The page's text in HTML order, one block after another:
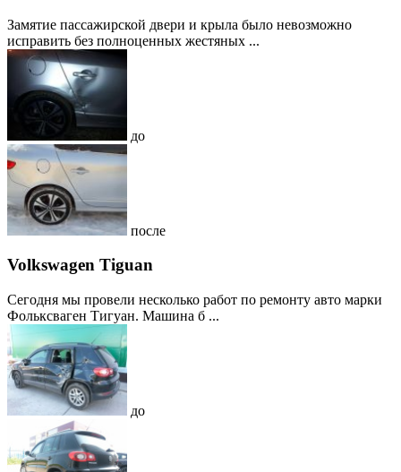
Замятие пассажирской двери и крыла было невозможно
исправить без полноценных жестяных ...
до
после
Volkswagen Tiguan
Сегодня мы провели несколько работ по ремонту авто марки
Фольксваген Тигуан. Машина б ...
до